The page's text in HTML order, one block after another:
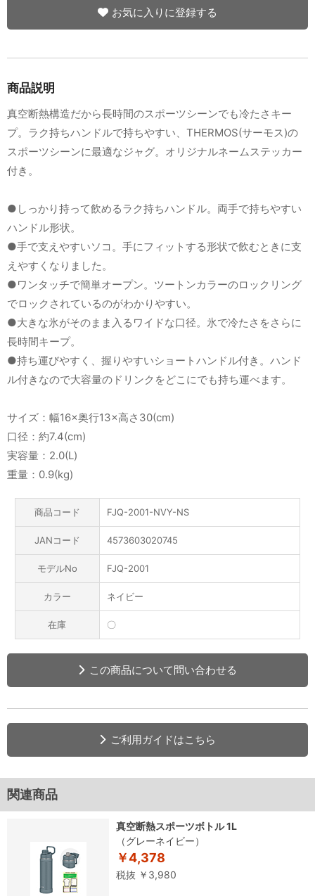
お気に入りに登録する
商品説明
真空断熱構造だから長時間のスポーツシーンでも冷たさキー
プ。ラク持ちハンドルで持ちやすい、THERMOS(サーモス)の
スポーツシーンに最適なジャグ。オリジナルネームステッカー
付き。
●しっかり持って飲めるラク持ちハンドル。両手で持ちやすい
ハンドル形状。
●手で支えやすいソコ。手にフィットする形状で飲むときに支
えやすくなりました。
●ワンタッチで簡単オープン。ツートンカラーのロックリング
でロックされているのがわかりやすい。
●大きな氷がそのまま入るワイドな口径。氷で冷たさをさらに
長時間キープ。
●持ち運びやすく、握りやすいショートハンドル付き。ハンド
ル付きなので大容量のドリンクをどこにでも持ち運べます。
サイズ：幅16×奥行13×高さ30(cm)
口径：約7.4(cm)
実容量：2.0(L)
重量：0.9(kg)
商品コード FJQ-2001-NVY-NS
JANコード 4573603020745
モデルNo FJQ-2001
カラー ネイビー
在庫 〇
この商品について問い合わせる
ご利用ガイドはこちら
関連商品
真空断熱スポーツボトル 1L
（グレーネイビー）
￥4,378
税抜 ￥3,980